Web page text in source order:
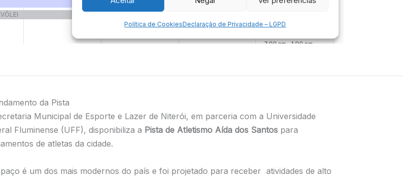
da Pista
Municipal de Esporte e Lazer de Niterói, em parceria com a Universidade
Fluminense (UFF), disponibiliza a Pista de Atletismo Aída dos Santos para
de atletas da cidade.
é um dos mais modernos do país e foi projetado para receber atividades de alto